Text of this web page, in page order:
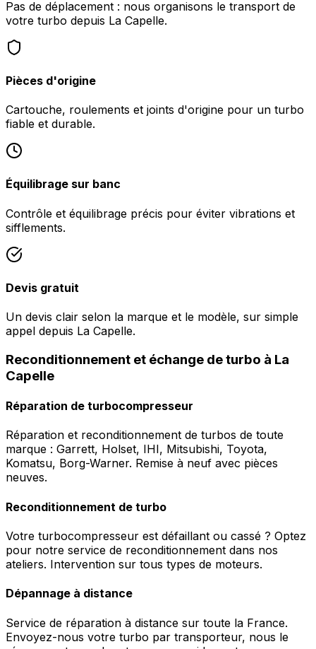
Pas de déplacement : nous organisons le transport de
votre turbo depuis La Capelle.
Pièces d'origine
Cartouche, roulements et joints d'origine pour un turbo
fiable et durable.
Équilibrage sur banc
Contrôle et équilibrage précis pour éviter vibrations et
sifflements.
Devis gratuit
Un devis clair selon la marque et le modèle, sur simple
appel depuis La Capelle.
Reconditionnement et échange de turbo à La
Capelle
Réparation de turbocompresseur
Réparation et reconditionnement de turbos de toute
marque : Garrett, Holset, IHI, Mitsubishi, Toyota,
Komatsu, Borg-Warner. Remise à neuf avec pièces
neuves.
Reconditionnement de turbo
Votre turbocompresseur est défaillant ou cassé ? Optez
pour notre service de reconditionnement dans nos
ateliers. Intervention sur tous types de moteurs.
Dépannage à distance
Service de réparation à distance sur toute la France.
Envoyez-nous votre turbo par transporteur, nous le